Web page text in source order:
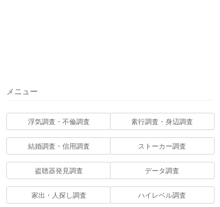
メニュー
浮気調査・不倫調査 素行調査・身辺調査
結婚調査・信用調査 ストーカー調査
盗聴器発見調査 データ調査
家出・人探し調査 ハイレベル調査